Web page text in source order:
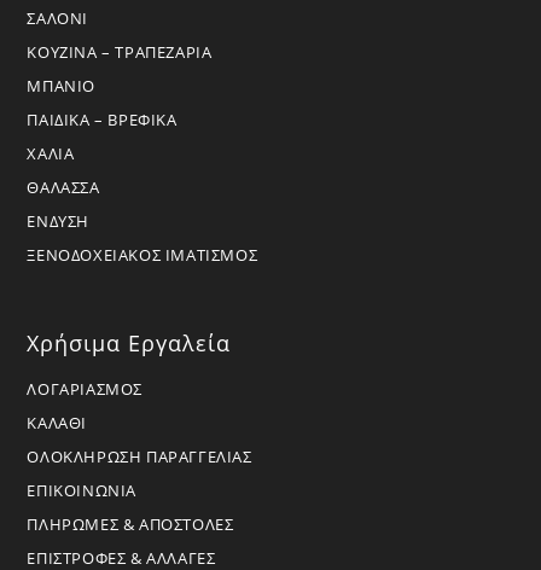
ΣΑΛΟΝΙ
ΚΟΥΖΙΝΑ – ΤΡΑΠΕΖΑΡΙΑ
ΜΠΑΝΙΟ
ΠΑΙΔΙΚΑ – ΒΡΕΦΙΚΑ
ΧΑΛΙΑ
ΘΑΛΑΣΣΑ
ΕΝΔΥΣΗ
ΞΕΝΟΔΟΧΕΙΑΚΟΣ ΙΜΑΤΙΣΜΟΣ
Χρήσιμα Εργαλεία
ΛΟΓΑΡΙΑΣΜΟΣ
ΚΑΛΑΘΙ
ΟΛΟΚΛΗΡΩΣΗ ΠΑΡΑΓΓΕΛΙΑΣ
ΕΠΙΚΟΙΝΩΝΙΑ
ΠΛΗΡΩΜΕΣ & ΑΠΟΣΤΟΛΕΣ
ΕΠΙΣΤΡΟΦΕΣ & ΑΛΛΑΓΕΣ